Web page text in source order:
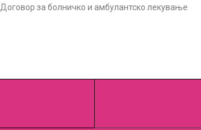
Договор за болничко и амбулантско лекување